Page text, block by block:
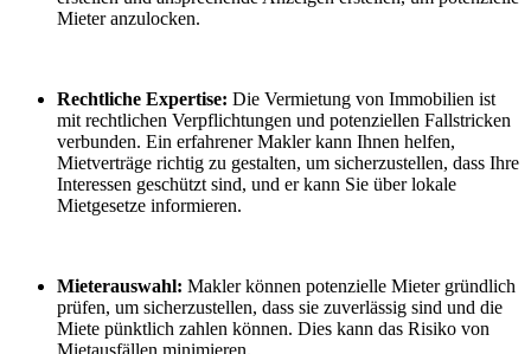
Mieter anzulocken.
Rechtliche Expertise: Die Vermietung von Immobilien ist
mit rechtlichen Verpflichtungen und potenziellen Fallstricken
verbunden. Ein erfahrener Makler kann Ihnen helfen,
Mietverträge richtig zu gestalten, um sicherzustellen, dass Ihre
Interessen geschützt sind, und er kann Sie über lokale
Mietgesetze informieren.
Mieterauswahl: Makler können potenzielle Mieter gründlich
prüfen, um sicherzustellen, dass sie zuverlässig sind und die
Miete pünktlich zahlen können. Dies kann das Risiko von
Mietausfällen minimieren.